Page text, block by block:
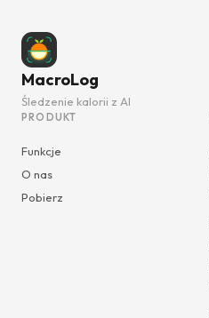
MacroLog
Śledzenie kalorii z AI
PRODUKT
Funkcje
O nas
Pobierz